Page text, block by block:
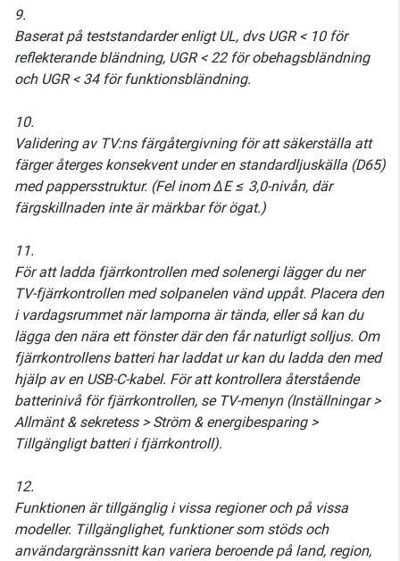
9.
Baserat på teststandarder enligt UL, dvs UGR < 10 för
reflekterande bländning, UGR < 22 för obehagsbländning
och UGR < 34 för funktionsbländning.
10.
Validering av TV:ns färgåtergivning för att säkerställa att
färger återges konsekvent under en standardljuskälla (D65)
med pappersstruktur. (Fel inom ΔE ≤ 3,0-nivån, där
färgskillnaden inte är märkbar för ögat.)
11.
För att ladda fjärrkontrollen med solenergi lägger du ner
TV-fjärrkontrollen med solpanelen vänd uppåt. Placera den
i vardagsrummet när lamporna är tända, eller så kan du
lägga den nära ett fönster där den får naturligt solljus. Om
fjärrkontrollens batteri har laddat ur kan du ladda den med
hjälp av en USB-C-kabel. För att kontrollera återstående
batterinivå för fjärrkontrollen, se TV-menyn (Inställningar >
Allmänt & sekretess > Ström & energibesparing >
Tillgängligt batteri i fjärrkontroll).
12.
Funktionen är tillgänglig i vissa regioner och på vissa
modeller. Tillgänglighet, funktioner som stöds och
användargränssnitt kan variera beroende på land, region,